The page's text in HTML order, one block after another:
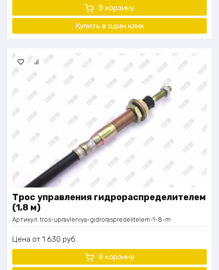
В корзину
Купить в один клик
Трос управления гидрораспределителем
(1,8 м)
Артикул: tros-upravleniya-gidroraspredelitelem-1-8-m
Цена 1 630 руб.
В корзину